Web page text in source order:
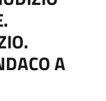
A